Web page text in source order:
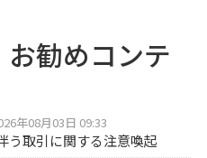
勧めコンテ
年08月03日 09:33
う取引に関する注意喚起